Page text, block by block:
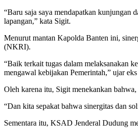
“Baru saja saya mendapatkan kunjungan
lapangan,” kata Sigit.
Menurut mantan Kapolda Banten ini,
(NKRI).
“Baik terkait tugas dalam melaksanakan
mengawal kebijakan Pemerintah,” ujar
Oleh karena itu, Sigit menekankan
“Dan kita sepakat bahwa sinergitas dan
Sementara itu, KSAD Jenderal Dudung